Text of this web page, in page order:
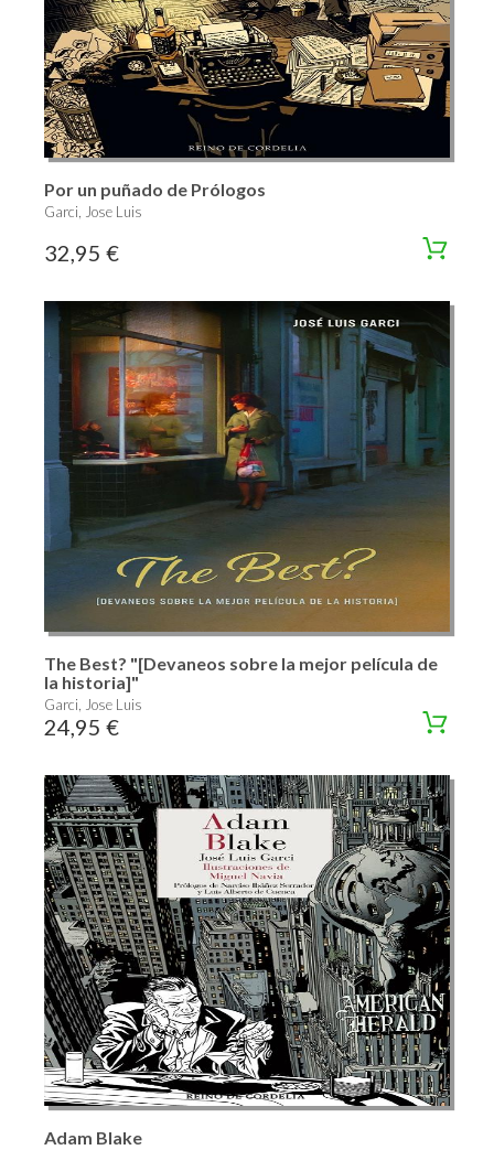
Por un puñado de Prólogos
Garci, Jose Luis
32,95 €
The Best? "[Devaneos sobre la mejor película de
la historia]"
Garci, Jose Luis
24,95 €
Adam Blake